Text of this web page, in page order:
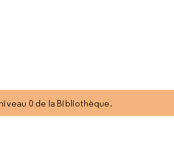
0 de la Bibliothèque.